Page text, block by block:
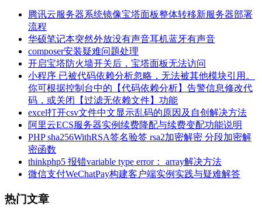
腾讯云服务器系统镜像宝塔面板整体转移新服务器部署
流程
华硕笔记本突然外放没有声音耳机蓝牙有声音
composer安装疑难问题处理
开启宝塔防火墙开关后，宝塔面板无法访问
小程序 已被代码依赖分析忽略，无法被其他模块引用。
你可根据控制台中的【代码依赖分析】告警信息修改代
码，或关闭【过滤无依赖文件】功能
excel打开csv文件中文显示乱码的原因及自创解决方法
阿里云ECS服务器实例续费降配与续费变配功能说明
PHP sha256WithRSA签名验签 rsa2加密解密 分段加密解
密函数
thinkphp5 报错variable type error： array解决方法
微信支付WeChatPay构建客户端实例实践与疑难解答
热门文章